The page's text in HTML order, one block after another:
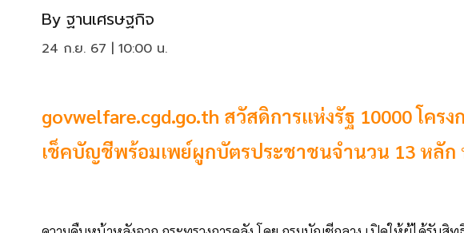
By ฐานเศรษฐกิจ
24 ก.ย. 67 | 10:00 น.
govwelfare.cgd.go.th สวัสดิการแห่งรัฐ 10000 โคร
เช็คบัญชีพร้อมเพย์ผูกบัตรประชาชนจำนวน 13 หลัก